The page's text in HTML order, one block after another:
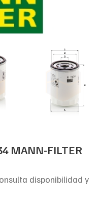
MANN-FILTER
disponibilidad y